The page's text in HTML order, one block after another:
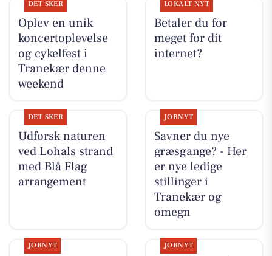
DET SKER
Oplev en unik
koncertoplevelse
og cykelfest i
Tranekær denne
weekend
LOKALT NYT
Betaler du for
meget for dit
internet?
DET SKER
Udforsk naturen
ved Lohals strand
med Blå Flag
arrangement
JOBNYT
Savner du nye
græsgange? - Her
er nye ledige
stillinger i
Tranekær og
omegn
JOBNYT JOBNYT